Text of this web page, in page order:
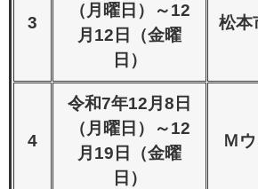
3
（月曜日）～12
月12日（金曜
日）
松本
4
令和7年12月8日
（月曜日）～12
月19日（金曜
日）
Ｍ